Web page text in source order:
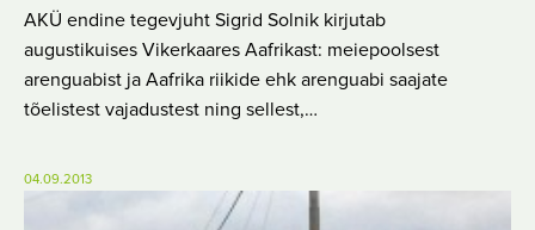
AKÜ endine tegevjuht Sigrid Solnik kirjutab
augustikuises Vikerkaares Aafrikast: meiepoolsest
arenguabist ja Aafrika riikide ehk arenguabi saajate
tõelistest vajadustest ning sellest,…
04.09.2013